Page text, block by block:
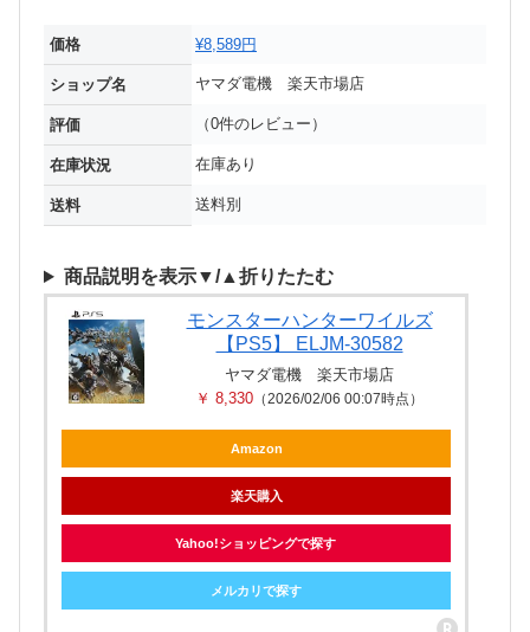
価格 ¥8,589円
ショップ名 ヤマダ電機 楽天市場店
評価 （0件のレビュー）
在庫状況 在庫あり
送料 送料別
商品説明を表示▼/▲折りたたむ
モンスターハンターワイルズ
【PS5】 ELJM-30582
ヤマダ電機 楽天市場店
￥ 8,330 （2026/02/06 00:07時点）
Amazon
楽天購入
Yahoo!ショッピングで探す
メルカリで探す